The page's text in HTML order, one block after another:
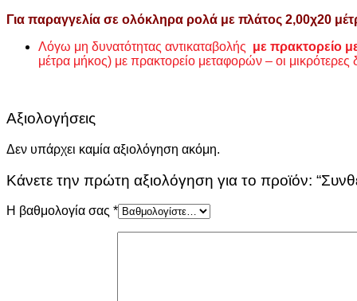
Για παραγγελία σε ολόκληρα ρολά με πλάτος 2,00χ20
Λόγω μη δυνατότητας αντικαταβολής με πρακτορείο
μέτρα μήκος) με πρακτορείο μεταφορών – οι μικρότερες
Αξιολογήσεις
Δεν υπάρχει καμία αξιολόγηση ακόμη.
Κάνετε την πρώτη αξιολόγηση για το προϊόν:
Η βαθμολογία σας *